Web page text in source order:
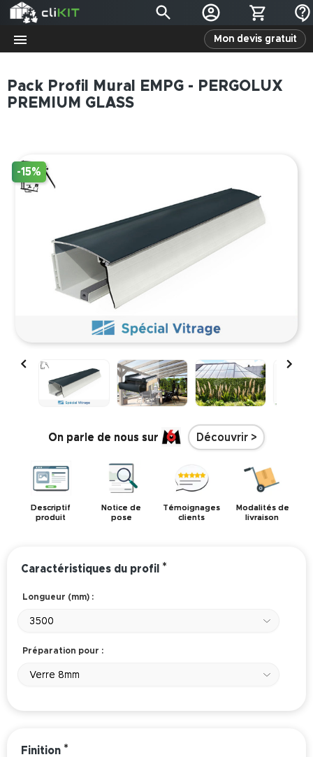
Mon devis gratuit
Pack Profil Mural EMPG - PERGOLUX
PREMIUM GLASS
-15%
 
On parle de nous sur Découvrir >
Descriptif
produit
Notice de
pose
Témoignages
clients
Modalités de
livraison
Caractéristiques du profil *
Longueur (mm) :
3500
Préparation pour :
Verre 8mm
Finition *